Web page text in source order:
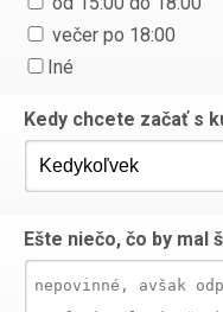
večer po 18:00
Iné
Kedy chcete začať s
Ešte niečo, čo by